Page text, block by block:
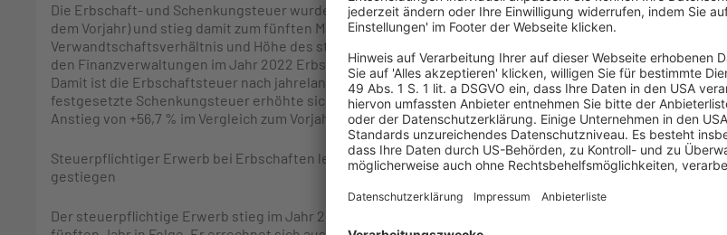
Die Erbschaft- und Schenkungsteuer wurde im Jahr 2022 auf 11,4 Mrd. Euro festgesetzt (+2,6 % gegenüber
dem Vorjahr) und stieg damit zum fünften Mal in Folge. Nach Anwendung der Steuersätze, die je nach
Verwandtschaftsverhältnis und Höhe des steuerpflichtigen Erwerbs unterschiedlich ausfallen, wurde von
den Finanzverwaltungen im Jahr 2022 Erbschaftsteuer in Höhe von 8,1 Mrd. Euro (-9,9 %) festgesetzt.
Damit ist die Erbschaftsteuer nach jahrelangem Anstieg erstmals im Vergleich zum Vorjahr gesunken. Die
festgesetzte Schenkungsteuer erhöhte sich erneut im Jahr 2022 auf 3,3 Mrd. Euro. Dies entspricht einem
Anstieg von +56,7 % im Vergleich zum Vorjahr.
Steuerpflichtiger Erwerb bei Erbschaften leicht gesunken, bei Schenkungen zum vierten Mal in Folge
gestiegen
Der steuerpflichtige Erwerb stieg im Jahr 2022 um 1,4 % auf 58,3 Mrd. Euro an und erhöhte sich damit im